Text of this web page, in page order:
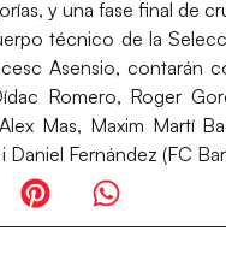
y una fase final de
técnico de la
Asensio, contarán
Romero, Roger
Mas, Maxim Martí
Daniel Fernández (FC